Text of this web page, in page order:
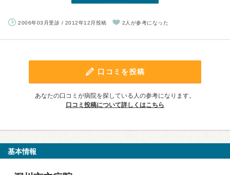
2006年03月受診 / 2012年12月投稿 2人が参考になった
口コミを投稿
あなたの口コミが病院を探している人の参考になります。
口コミ投稿について詳しくはこちら
基本情報